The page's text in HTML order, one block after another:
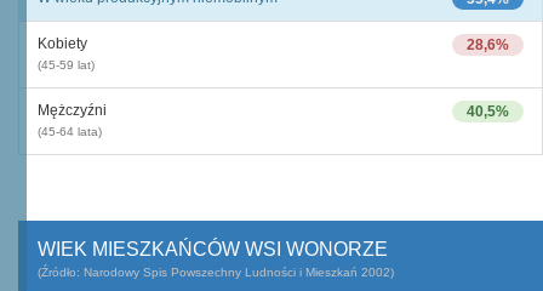
28,6%
Kobiety
(45-59 lat)
40,5%
Mężczyźni
(45-64 lata)
WIEK MIESZKAŃCÓW WSI WONORZE
(Źródło: Narodowy Spis Powszechny Ludności i Mieszkań 2002)